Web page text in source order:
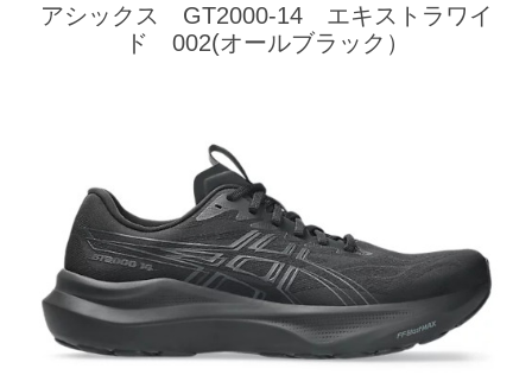
アシックス GT2000-14 エキストラワイ
ド 002(オールブラック）